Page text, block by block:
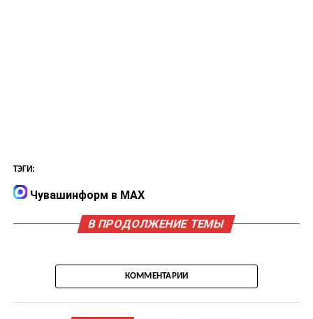
ТЭГИ:
Чувашинформ в MAX
В ПРОДОЛЖЕНИЕ ТЕМЫ
КОММЕНТАРИИ